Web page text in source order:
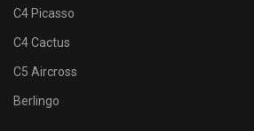
C4 Picasso
C4 Cactus
C5 Aircross
Berlingo